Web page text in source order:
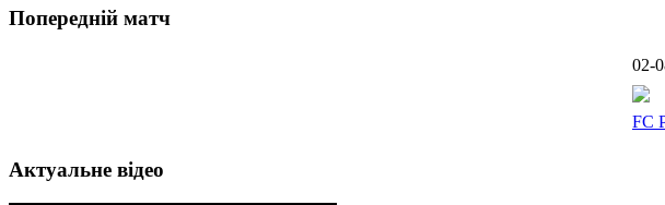
Попередній матч
02-
FC
Актуальне відео